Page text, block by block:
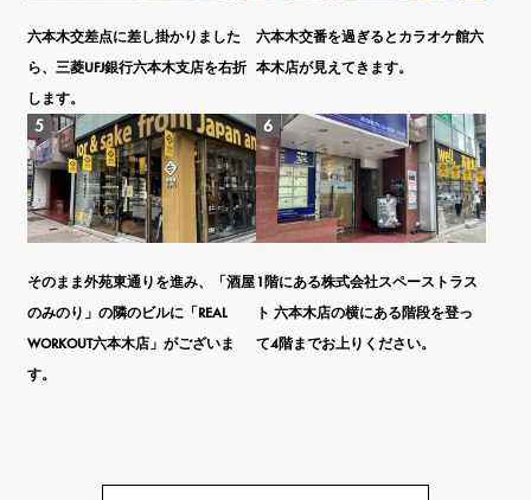
六本木交差点に差し掛かりました
ら、三菱UFJ銀行六本木支店を右折
します。
六本木交番を過ぎるとカラオケ館六
本木店が見えてきます。
そのまま外苑東通りを進み、「酒屋
のみのり」の隣のビルに「REAL
WORKOUT六本木店」がございま
す。
1階にある株式会社スペーストラス
ト 六本木店の横にある階段を登っ
て4階までお上りください。